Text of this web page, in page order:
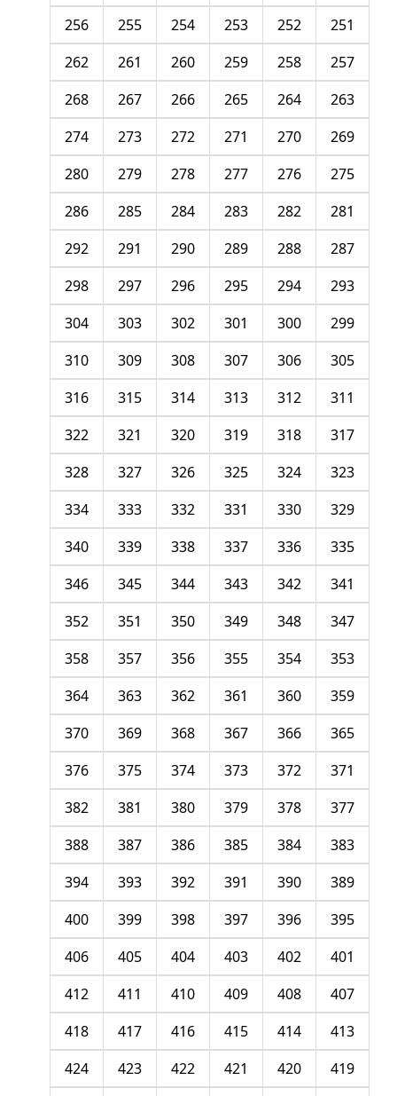
251
252
253
254
255
256
257
258
259
260
261
262
263
264
265
266
267
268
269
270
271
272
273
274
275
276
277
278
279
280
281
282
283
284
285
286
287
288
289
290
291
292
293
294
295
296
297
298
299
300
301
302
303
304
305
306
307
308
309
310
311
312
313
314
315
316
317
318
319
320
321
322
323
324
325
326
327
328
329
330
331
332
333
334
335
336
337
338
339
340
341
342
343
344
345
346
347
348
349
350
351
352
353
354
355
356
357
358
359
360
361
362
363
364
365
366
367
368
369
370
371
372
373
374
375
376
377
378
379
380
381
382
383
384
385
386
387
388
389
390
391
392
393
394
395
396
397
398
399
400
401
402
403
404
405
406
407
408
409
410
411
412
413
414
415
416
417
418
419
420
421
422
423
424